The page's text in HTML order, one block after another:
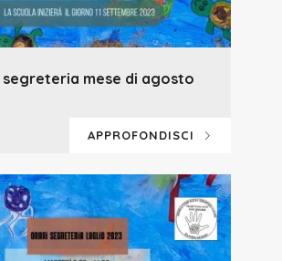
segreteria mese di agosto
APPROFONDISCI